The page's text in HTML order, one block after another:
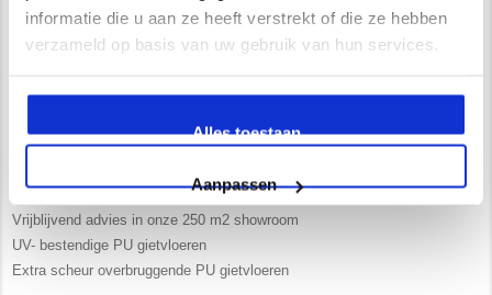
informatie die u aan ze heeft verstrekt of die ze hebben
verzameld op basis van uw gebruik van hun services.
Alles toestaan
Aanpassen
Waarom kiest u voor Newstyle?
Uitgebreide service en begeleiding
Zelf opgeleiden vakmensen in dienst
Vrijblijvend advies in onze 250 m2 showroom
UV- bestendige PU gietvloeren
Extra scheur overbruggende PU gietvloeren